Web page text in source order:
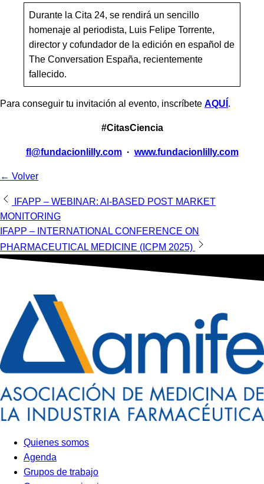
Durante la Cita 24, se rendirá un sencillo
homenaje al periodista, Luis Felipe Torrente,
director y cofundador de la edición en español de
The Conversation España, recientemente
fallecido.
Para conseguir tu invitación al evento, inscríbete AQUÍ .
#CitasCiencia
fl@fundacionlilly.com· www.fundacionlilly.com
← Volver
Navegación
de
entradas
IFAPP – WEBINAR: AI-BASED POST MARKET
MONITORING
IFAPP – INTERNATIONAL CONFERENCE ON
PHARMACEUTICAL MEDICINE (ICPM 2025)
Quienes somos
Agenda
Grupos de trabajo